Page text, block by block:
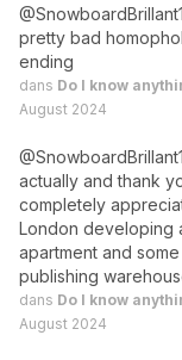
pretty bad
ending
dans Do I know
August 2024
actually and thank
completely
London developing
apartment and
publishing
dans Do I know
August 2024